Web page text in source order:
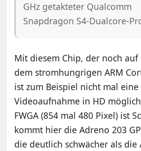
GHz getakteter Qualcomm
Snapdragon S4-Dualcore-
Mit diesem Chip, der noch auf
dem stromhungrigen ARM
ist zum Beispiel nicht mal eine
Videoaufnahme in HD
FWGA (854 mal 480 Pixel) ist
kommt hier die Adreno 203
die deutlich schwächer als die